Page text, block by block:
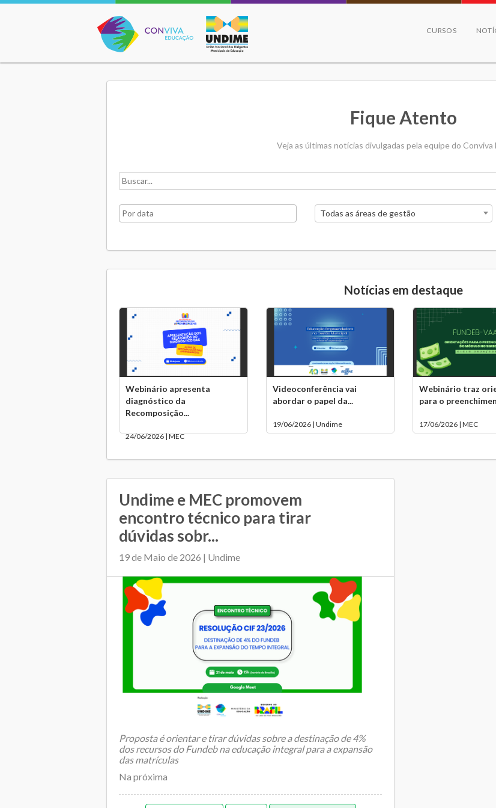
Conviva Educação
CURSOS
Fique Atento
Veja as últimas notícias divulgadas pela equipe do Conviva
Todas as áreas de gestão
Notícias em destaque
Webinário apresenta
diagnóstico da
Recomposição...
24/06/2026 | MEC
Videoconferência vai
abordar o papel da...
19/06/2026 | Undime
Webinário traz
para o
17/06/2026 | MEC
Undime e MEC promovem
encontro técnico para tirar
dúvidas sobr...
19 de Maio de 2026 | Undime
Proposta é orientar e tirar dúvidas sobre a destinação de 4%
dos recursos do Fundeb na educação integral para a expansão
das matrículas
Na próxima